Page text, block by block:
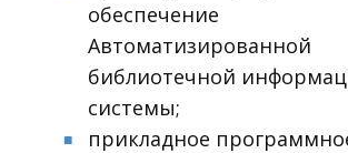
обеспечение
Автоматизированной
библиотечной
системы;
■
прикладное